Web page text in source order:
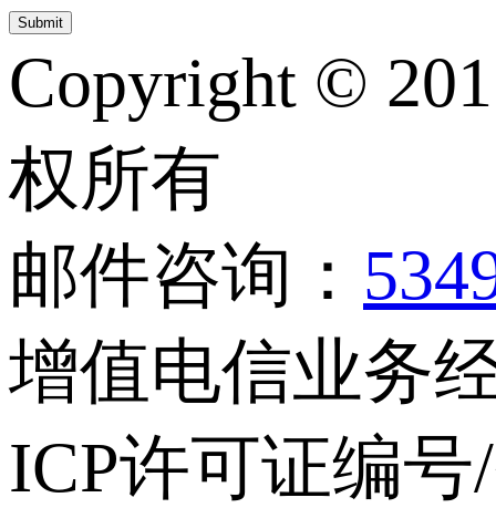
Copyright ©
权所有
邮件咨询：
增值电信业务
ICP许可证编号